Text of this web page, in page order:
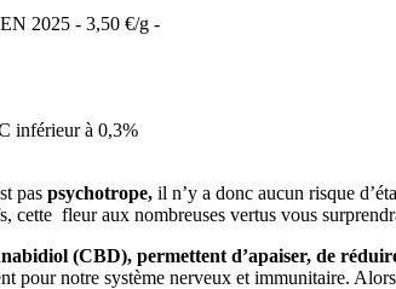
inférieur à 0,3%
pas psychotrope, il n’y a donc aucun risque
cette fleur aux nombreuses vertus vous
(CBD), permettent d’apaiser, de r
pour notre système nerveux et immunitaire.